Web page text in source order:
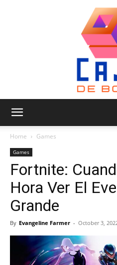
Home Games
Games
Fortnite:
Hora Ver El
Grande
By Evangeline Farmer - October 3,